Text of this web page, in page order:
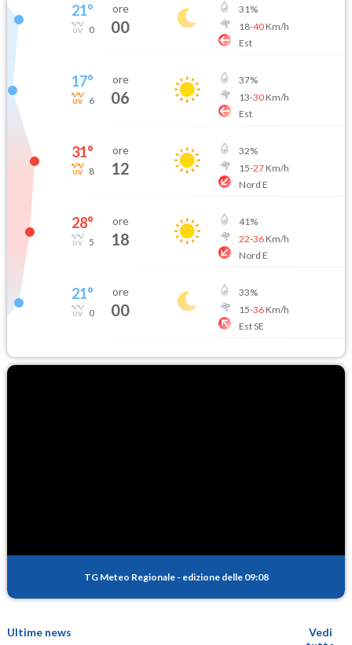
21°
0
ore
00
31%
18-40Km/h
Est
17°
6
ore
06
37%
13-30Km/h
Est
31°
8
ore
12
32%
15-27Km/h
Nord E
28°
5
ore
18
41%
22-36Km/h
Nord E
21°
0
ore
00
33%
15-36Km/h
Est SE
TG Meteo Regionale - edizione delle 09:08
Ultime news
Vedi